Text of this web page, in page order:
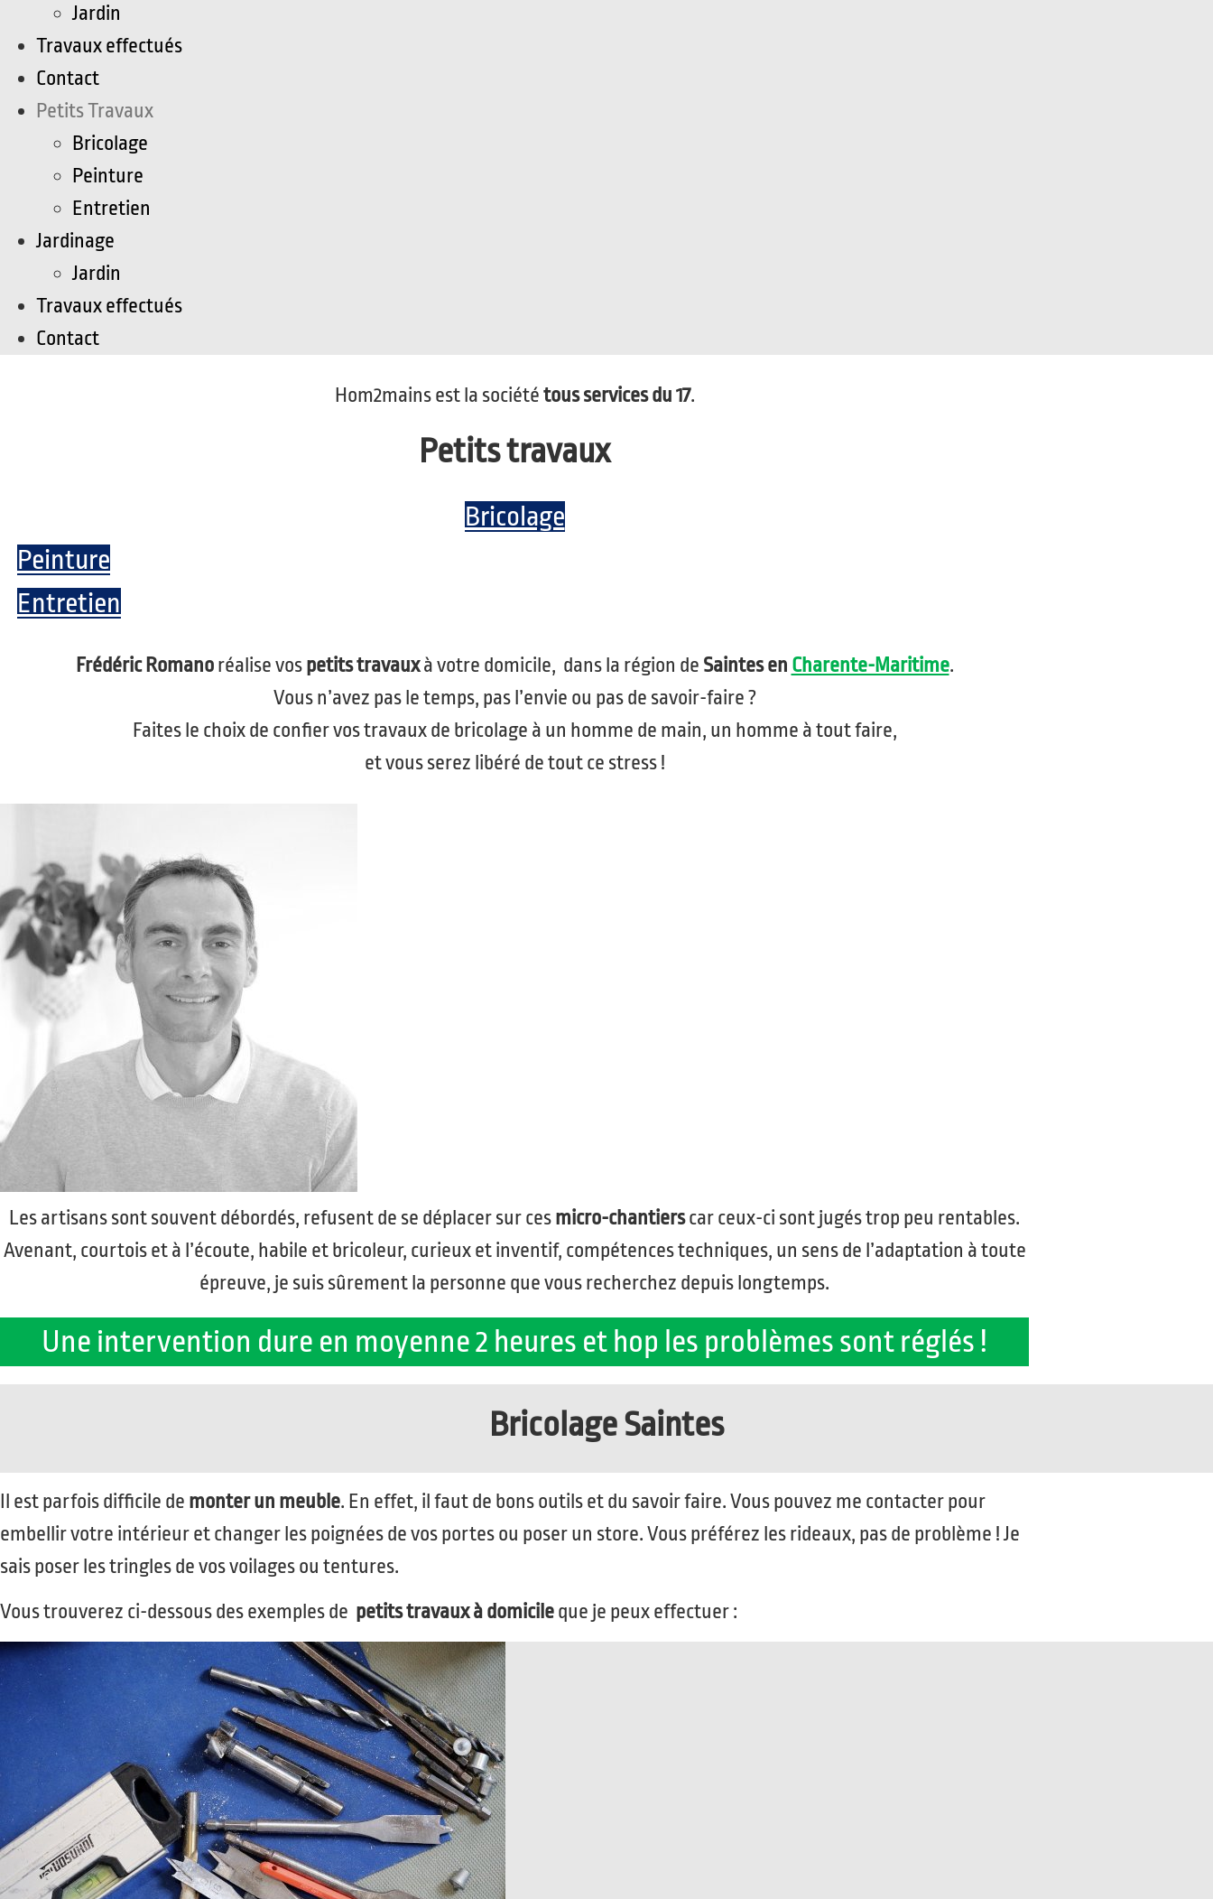
Jardin
Travaux effectués
Contact
Petits Travaux
Bricolage
Peinture
Entretien
Jardinage
Jardin
Travaux effectués
Contact
Hom2mains est la sociététous services du 17.
Petits travaux
Bricolage
Peinture
Entretien
Frédéric Romanoréalise vospetits travauxà votre domicile, dans la région de Saintes en Charente-Maritime.
Vous n’avez pas le temps, pas l’envie ou pas de savoir-faire ?
Faites le choix de confier vos travaux de bricolage à un homme de main, un homme à tout faire,
et vous serez libéré de tout ce stress !
Les artisans sont souvent débordés, refusent de se déplacer sur cesmicro-chantierscar ceux-ci sont jugés trop peu rentables.
Avenant, courtois et à l’écoute, habile et bricoleur, curieux et inventif, compétences techniques, un sens de l’adaptation à toute
épreuve, je suis sûrement la personne que vous recherchez depuis longtemps.
Une intervention dure en moyenne 2 heures et hop les problèmes sont réglés !
Bricolage Saintes
Il est parfois difficile de monter un meuble. En effet, il faut de bons outils et du savoir faire. Vous pouvez me contacter pour
embellir votre intérieur et changer les poignées de vos portes ou poser un store. Vous préférez les rideaux, pas de problème ! Je
sais poser les tringles de vos voilages ou tentures.
Vous trouverez ci-dessous des exemples de petits travaux à domicileque je peux effectuer :